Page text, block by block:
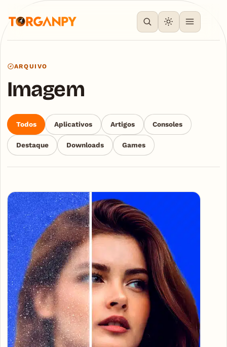
ARQUIVO
Imagem
Todos Aplicativos Artigos Consoles
Destaque Downloads Games
Articles